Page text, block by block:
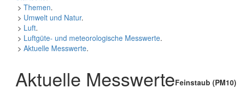
> Themen.
> Umwelt und Natur.
> Luft.
> Luftgüte- und meteorologische Messwerte.
> Aktuelle Messwerte.
Aktuelle MesswerteFeinstaub (PM10)